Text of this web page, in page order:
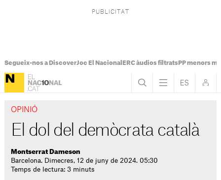
Segueix-nos a DiscoverJoc El Nacional ERC àudios filtratsPP menors
OPINIÓ
El dol del demòcrata català
Montserrat Dameson
Barcelona. Dimecres, 12 de juny de 2024. 05:30
Temps de lectura: 3 minuts